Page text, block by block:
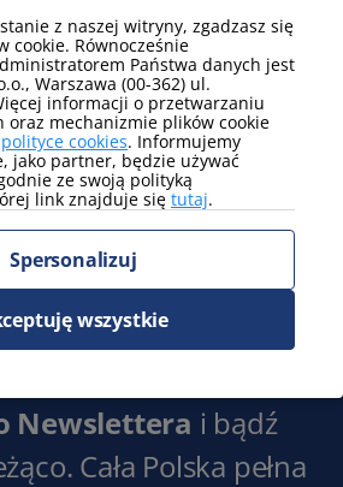
internet
Newslettera i bądź
Cała Polska pełna
z naszej witryny, zgadzasz się
cookie. Równocześnie
Państwa danych jest
Warszawa (00-362) ul.
informacji o przetwarzaniu
oraz mechanizmie plików cookie
polityce cookies. Informujemy
jako partner, będzie używać
ze swoją polityką
link znajduje się tutaj.
Spersonalizuj
wszystkie